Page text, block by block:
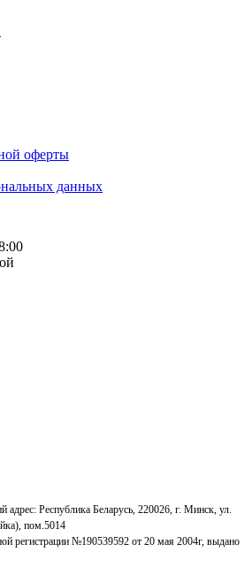
оферты
данных
Республика Беларусь, 220026, г. Минск, ул.
пом.5014
регистрации №190539592 от 20 мая 2004г, выдано